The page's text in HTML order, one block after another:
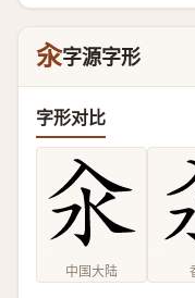
汆字源字形
字形对比
中国大陆